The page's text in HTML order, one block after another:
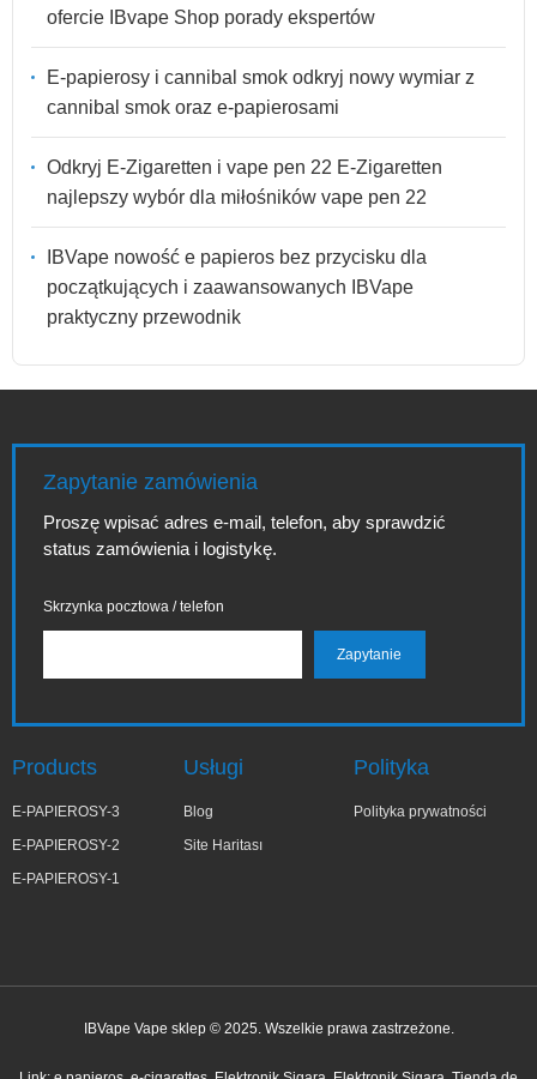
ofercie IBvape Shop porady ekspertów
E-papierosy i cannibal smok odkryj nowy wymiar z
cannibal smok oraz e-papierosami
Odkryj E-Zigaretten i vape pen 22 E-Zigaretten
najlepszy wybór dla miłośników vape pen 22
IBVape nowość e papieros bez przycisku dla
początkujących i zaawansowanych IBVape
praktyczny przewodnik
Zapytanie zamówienia
Proszę wpisać adres e-mail, telefon, aby sprawdzić
status zamówienia i logistykę.
Skrzynka pocztowa / telefon
Products
E-PAPIEROSY-3
E-PAPIEROSY-2
E-PAPIEROSY-1
Usługi
Blog
Site Haritası
Polityka
Polityka prywatności
IBVape Vape sklep © 2025. Wszelkie prawa zastrzeżone.